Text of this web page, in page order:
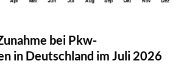
bei Pkw-
in Deutschland im Juli 2026